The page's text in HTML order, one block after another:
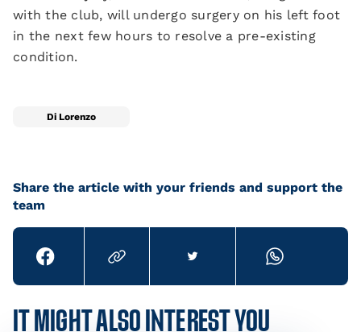
with the club, will undergo surgery on his left foot
in the next few hours to resolve a pre-existing
condition.
Di Lorenzo
Share the article with your friends and support the
team
IT MIGHT ALSO INTEREST YOU